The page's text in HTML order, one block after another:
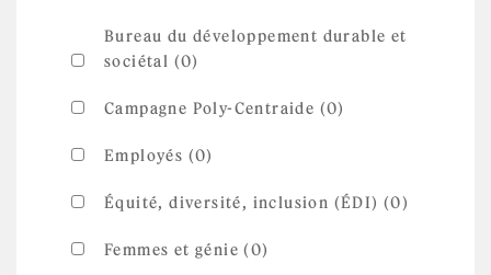
Bureau du développement durable et
sociétal (0)
Campagne Poly-Centraide (0)
Employés (0)
Équité, diversité, inclusion (ÉDI) (0)
Femmes et génie (0)